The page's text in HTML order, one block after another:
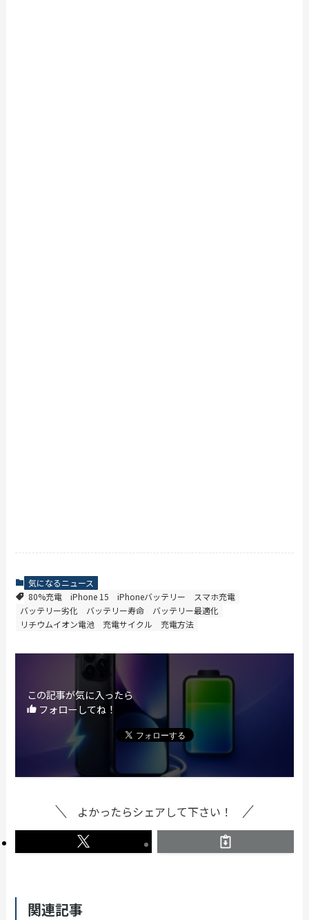
気になるニュース
80%充電
iPhone 15 iPhoneバッテリー
スマホ充電
バッテリー劣化
バッテリー寿命
バッテリー最適化
リチウムイオン電池
充電サイクル 充電方法
この記事が気に入ったら
フォローしてね！
よかったらシェアして下さい！
関連記事